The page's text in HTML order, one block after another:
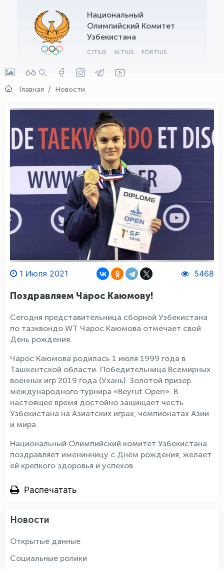
Национальный
Олимпийский Комитет
Узбекистана
CITIUS ALTIUS FORTIUS
Главная Новости
1 Июля 2021 5468
Поздравляем Чарос Каюмову!
Сегодня представительница сборной Узбекистана
по таэквондо WT Чарос Каюмова отмечает свой
День рождения.
Чарос Каюмова родилась 1 июля 1999 года в
Ташкентской области. Победительница Всемирных
военных игр 2019 года (Ухань). Золотой призер
международного турнира «Beyrut Open». В
настоящее время достойно защищает честь
Узбекистана на Азиатских играх, чемпионатах Азии
и мира.
Национальный Олимпийский комитет Узбекистaна
поздравляет именинницу с Днём рождения, желает
ей крепкого здоровья и успехов.
Распечатать
Новости
Открытые данные
Социальные ролики
OLYMPCHIK AI - yordamchi
Онлайн · olympic.uz